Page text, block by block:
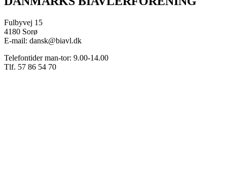
Fulbyvej 15
4180 Sorø
E-mail: dansk@biavl.dk
Telefontider man-tor: 9.00-14.00
Tlf. 57 86 54 70